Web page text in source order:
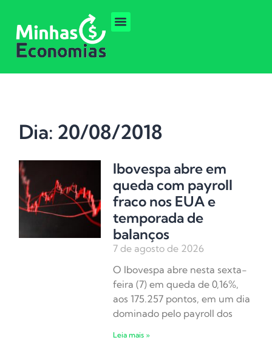
Dia: 20/08/2018
Ibovespa abre em
queda com payroll
fraco nos EUA e
temporada de
balanços
7 de agosto de 2026
O Ibovespa abre nesta sexta-
feira (7) em queda de 0,16%,
aos 175.257 pontos, em um dia
dominado pelo payroll dos
Leia mais »